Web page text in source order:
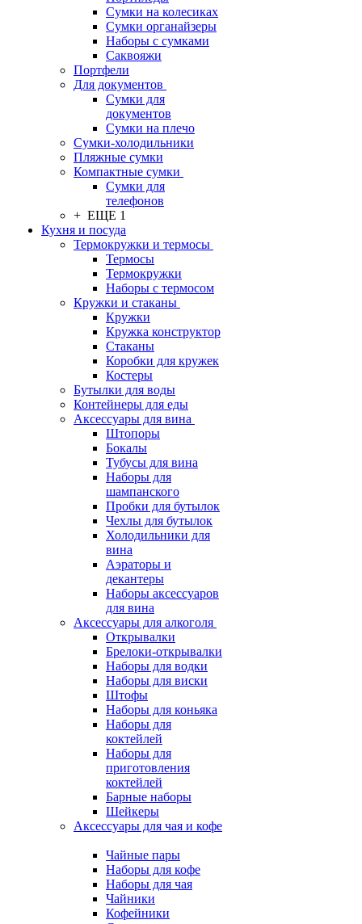
Сумки на колесиках
Сумки органайзеры
Наборы с сумками
Саквояжи
Портфели
Для документов
Сумки для
документов
Сумки на плечо
Сумки-холодильники
Пляжные сумки
Компактные сумки
Сумки для
телефонов
+ ЕЩЕ 1
Кухня и посуда
Термокружки и термосы
Термосы
Термокружки
Наборы с термосом
Кружки и стаканы
Кружки
Кружка конструктор
Стаканы
Коробки для кружек
Костеры
Бутылки для воды
Контейнеры для еды
Аксессуары для вина
Штопоры
Бокалы
Тубусы для вина
Наборы для
шампанского
Пробки для бутылок
Чехлы для бутылок
Холодильники для
вина
Аэраторы и
декантеры
Наборы аксессуаров
для вина
Аксессуары для алкоголя
Открывалки
Брелоки-открывалки
Наборы для водки
Наборы для виски
Штофы
Наборы для коньяка
Наборы для
коктейлей
Наборы для
приготовления
коктейлей
Барные наборы
Шейкеры
Аксессуары для чая и кофе
Чайные пары
Наборы для кофе
Наборы для чая
Чайники
Кофейники